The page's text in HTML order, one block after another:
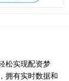
松实现配资梦
拥有实时数据和